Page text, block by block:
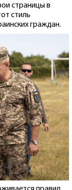
страницы в
стиль
граждан.